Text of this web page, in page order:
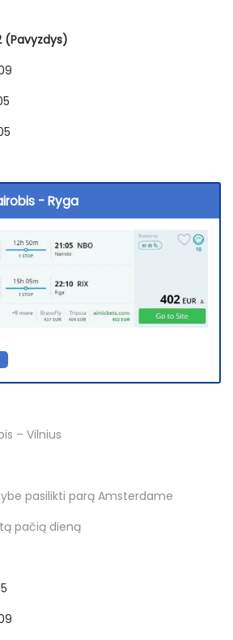
(Pavyzdys)
- Ryga
– Vilnius
pasilikti parą Amsterdame
pačią dieną